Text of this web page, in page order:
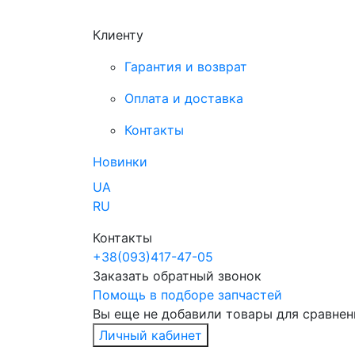
Клиенту
Гарантия и возврат
Оплата и доставка
Контакты
Новинки
UA
RU
Контакты
+38(093)417-47-05
Заказать обратный звонок
Помощь в подборе запчастей
Вы еще не добавили товары для
Личный кабинет